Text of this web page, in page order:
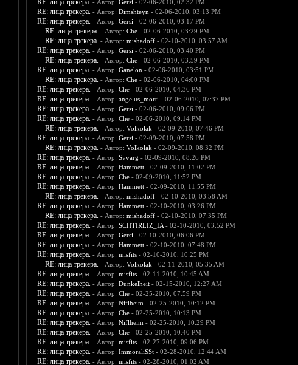
RE: лица трекера. - Автор: Gersi - 02-06-2010, 02:32 PM
RE: лица трекера. - Автор: Dimshteyn - 02-06-2010, 03:13 PM
RE: лица трекера. - Автор: Gersi - 02-06-2010, 03:17 PM
RE: лица трекера. - Автор: Che- 02-06-2010, 03:29 PM
RE: лица трекера. - Автор: mishadoff- 02-10-2010, 03:57 AM
RE: лица трекера. - Автор: Gersi - 02-06-2010, 03:40 PM
RE: лица трекера. - Автор: Che- 02-06-2010, 03:59 PM
RE: лица трекера. - Автор: Ganelon - 02-06-2010, 03:51 PM
RE: лица трекера. - Автор: Che- 02-06-2010, 04:00 PM
RE: лица трекера. - Автор: Che- 02-06-2010, 04:36 PM
RE: лица трекера. - Автор: angelus_morti - 02-06-2010, 07:37 PM
RE: лица трекера. - Автор: Gersi - 02-06-2010, 09:06 PM
RE: лица трекера. - Автор: Che- 02-06-2010, 09:14 PM
RE: лица трекера. - Автор: Volkolak - 02-09-2010, 07:46 PM
RE: лица трекера. - Автор: Gersi - 02-09-2010, 07:58 PM
RE: лица трекера. - Автор: Volkolak - 02-09-2010, 08:32 PM
RE: лица трекера. - Автор: Svvarg - 02-09-2010, 08:26 PM
RE: лица трекера. - Автор: Hammett- 02-09-2010, 11:02 PM
RE: лица трекера. - Автор: Che- 02-09-2010, 11:52 PM
RE: лица трекера. - Автор: Hammett- 02-09-2010, 11:55 PM
RE: лица трекера. - Автор: mishadoff- 02-10-2010, 03:58 AM
RE: лица трекера. - Автор: Hammett- 02-10-2010, 03:26 PM
RE: лица трекера. - Автор: mishadoff- 02-10-2010, 07:35 PM
RE: лица трекера. - Автор: SCHTIRLIZ_IA- 02-10-2010, 03:52 PM
RE: лица трекера. - Автор: Gersi - 02-10-2010, 06:06 PM
RE: лица трекера. - Автор: Hammett- 02-10-2010, 07:48 PM
RE: лица трекера. - Автор: misfits- 02-10-2010, 10:25 PM
RE: лица трекера. - Автор: Volkolak - 02-11-2010, 05:35 AM
RE: лица трекера. - Автор: misfits- 02-11-2010, 10:45 AM
RE: лица трекера. - Автор: Dunkelheit- 02-15-2010, 12:27 AM
RE: лица трекера. - Автор: Che- 02-25-2010, 07:59 PM
RE: лица трекера. - Автор: Niflheim - 02-25-2010, 10:12 PM
RE: лица трекера. - Автор: Che- 02-25-2010, 10:13 PM
RE: лица трекера. - Автор: Niflheim - 02-25-2010, 10:29 PM
RE: лица трекера. - Автор: Che- 02-25-2010, 10:40 PM
RE: лица трекера. - Автор: misfits- 02-27-2010, 09:06 PM
RE: лица трекера. - Автор: ImmoraliSSt- 02-28-2010, 12:44 AM
RE: лица трекера. - Автор: misfits- 02-28-2010, 01:02 AM